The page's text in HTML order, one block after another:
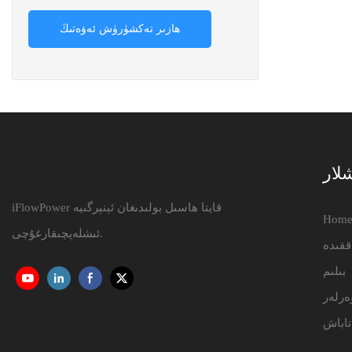
ھازىر تەكشۈرۈش ئەۋەتىڭ
iFlowPower قايتا ھاسىل بولىدىغان ئېنېرگىيە
ئىشلەپچىقارغۇچى.
Home
بىلىم